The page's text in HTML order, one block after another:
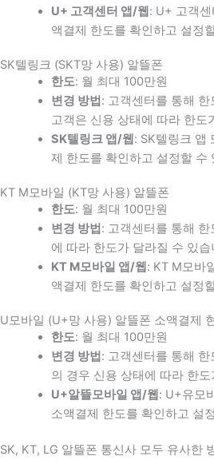
U+ 고객센터 앱/웹 : U+ 고객
액결제 한도를 확인하고 설정
SK텔링크 (SKT망 사용) 알뜰폰
한도: 월 최대 100만원
변경 방법 : 고객센터를 통해
고객은 신용 상태에 따라 한도
SK텔링크 앱/웹 : SK텔링크 앱
제 한도를 확인하고 설정할 수
KT M모바일 (KT망 사용) 알뜰폰
한도: 월 최대 100만원
변경 방법 : 고객센터를 통해
에 따라 한도가 달라질 수 있습
KT M모바일 앱/웹 : KT M모바
액결제 한도를 확인하고 설정
U모바일 (U+망 사용) 알뜰폰 소액결제
한도: 월 최대 100만원
변경 방법 : 고객센터를 통해
의 경우 신용 상태에 따라 한
U+알뜰모바일 앱/웹 : U+유모
소액결제 한도를 확인하고 설
SK, KT, LG 알뜰폰 통신사 모두 유사한